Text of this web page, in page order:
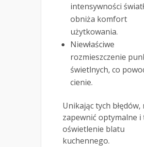
intensywności
obniża komfort
użytkowania.
Niewłaściwe
rozmieszczenie
świetlnych, co
cienie.
Unikając tych błędów,
zapewnić optymalne i
oświetlenie blatu
kuchennego.